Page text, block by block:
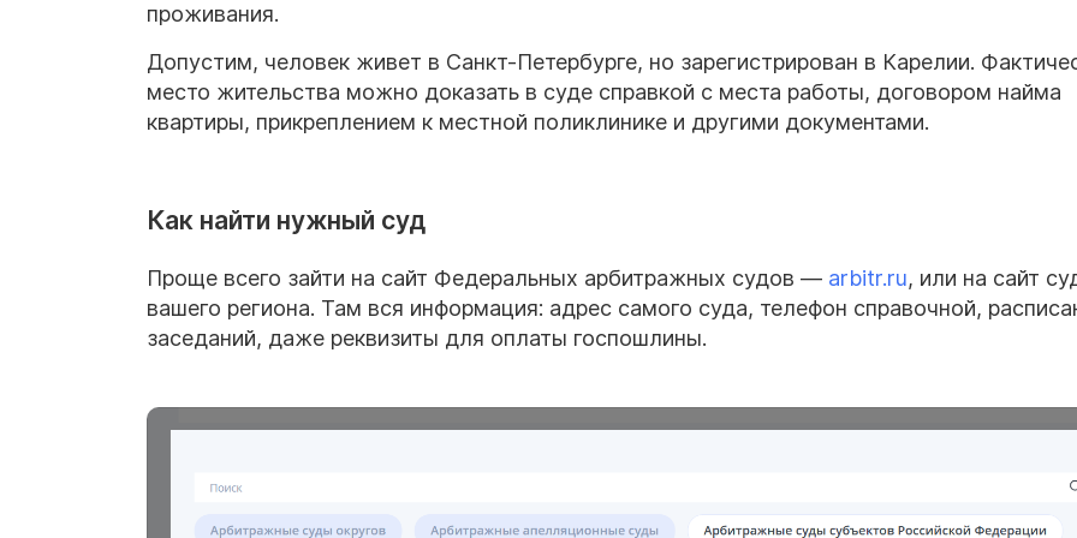
проживания.
Допустим, человек живет в Санкт-Петербурге, но зарегистрирован в Карелии.
место жительства можно доказать в суде справкой с места работы, договором найма
квартиры, прикреплением к местной поликлинике и другими документами.
Как найти нужный суд
Проще всего зайти на сайт Федеральных арбитражных судов — arbitr.ru, или на сайт
вашего региона. Там вся информация: адрес самого суда, телефон справочной,
заседаний, даже реквизиты для оплаты госпошлины.